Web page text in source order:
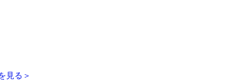
見る＞